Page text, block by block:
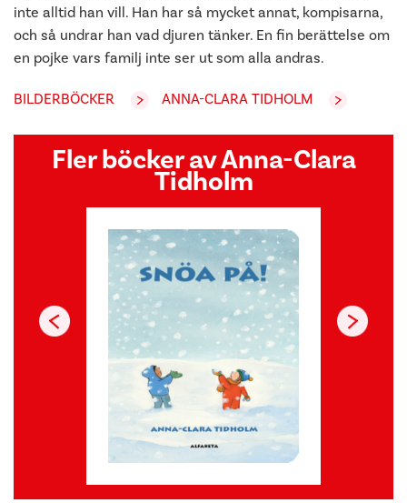
inte alltid han vill. Han har så mycket annat, kompisarna,
och så undrar han vad djuren tänker. En fin berättelse om
en pojke vars familj inte ser ut som alla andras.
BILDERBÖCKER ANNA-CLARA TIDHOLM
Fler böcker av Anna-Clara
Tidholm